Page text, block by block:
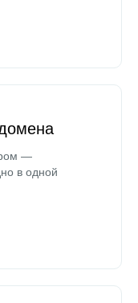
—
в одной